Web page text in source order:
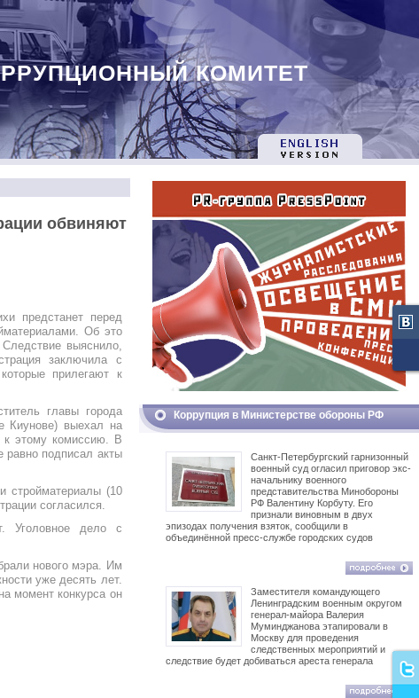
КОМИТЕТ
обвиняют
предстанет перед
Об это
выяснило,
заключила с
прилегают к
главы города
Киунове) выехал на
к этому комиссию. В
равно подписал акты
стройматериалы (10
согласился.
Уголовное дело с
нового мэра. Им
уже десять лет.
момент конкурса он
Коррупция в Министерстве обороны РФ
Санкт-Петербургский гарнизонный
военный суд огласил приговор экс-
начальнику военного
представительства Минобороны
РФ Валентину Корбуту. Его
признали виновным в двух
эпизодах получения взяток, сообщили в
объединённой пресс-службе городских судов
Заместителя командующего
Ленинградским военным округом
генерал-майора Валерия
Муминджанова этапировали в
Москву для проведения
следственных мероприятий и
следствие будет добиваться ареста генерала